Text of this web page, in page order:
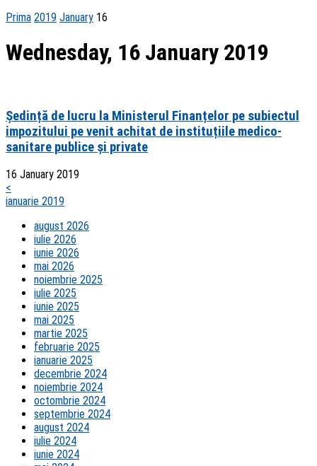
Prima 2019 January 16
Wednesday, 16 January 2019
Ședință de lucru la Ministerul Finanțelor pe subiectul
impozitului pe venit achitat de instituțiile medico-
sanitare publice și private
16 January 2019
<
ianuarie 2019
august 2026
iulie 2026
iunie 2026
mai 2026
noiembrie 2025
iulie 2025
iunie 2025
mai 2025
martie 2025
februarie 2025
ianuarie 2025
decembrie 2024
noiembrie 2024
octombrie 2024
septembrie 2024
august 2024
iulie 2024
iunie 2024